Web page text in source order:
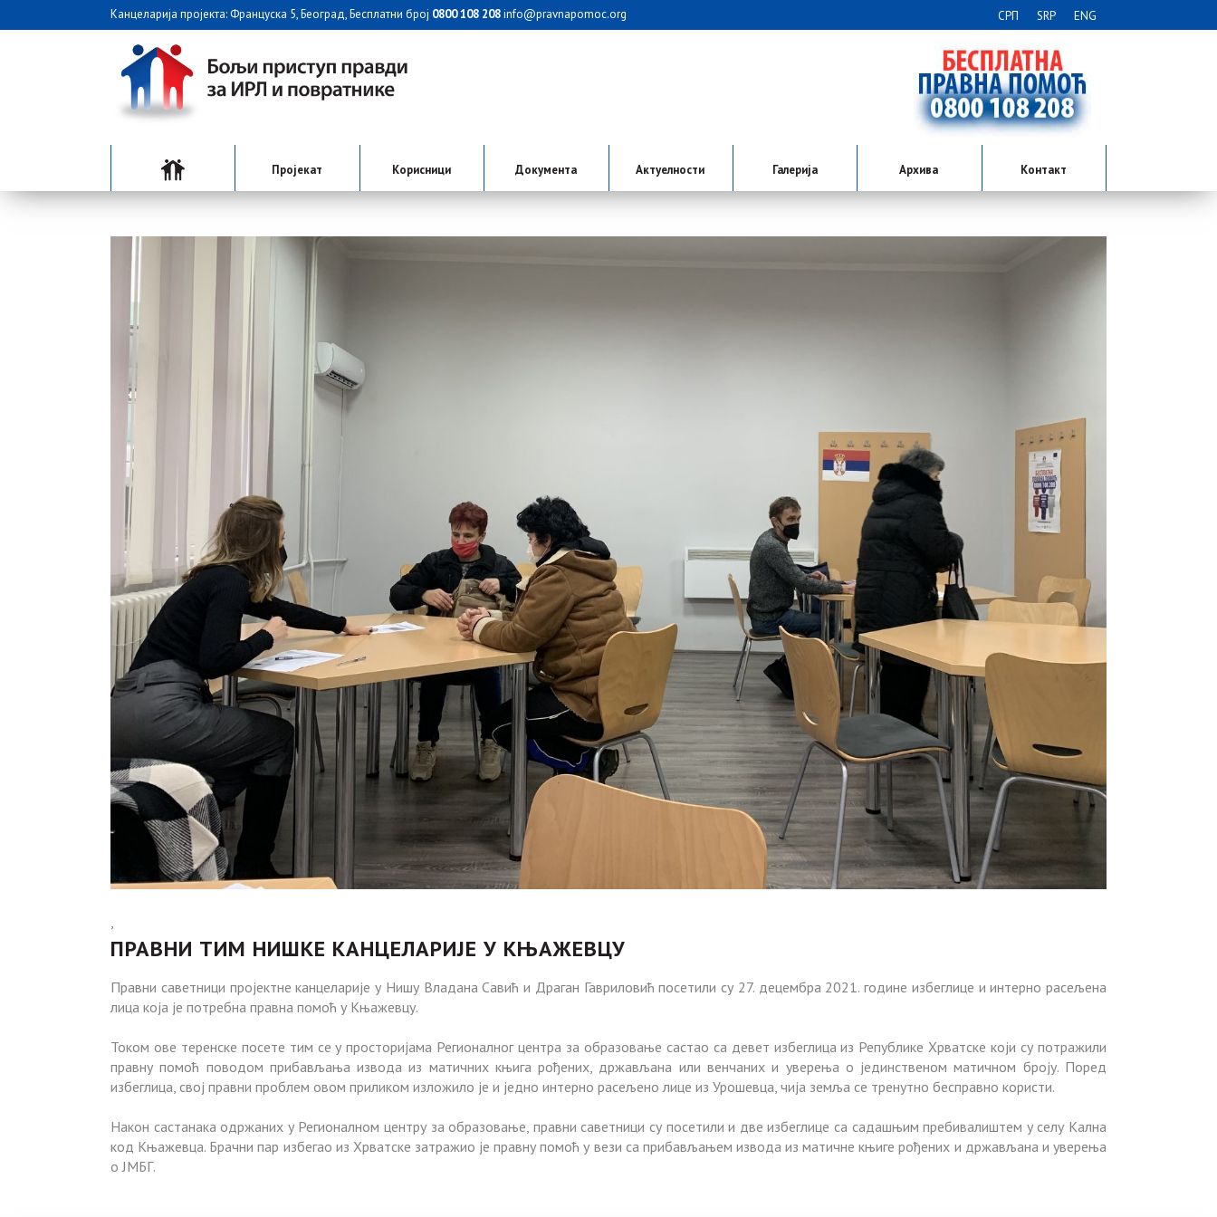
Канцеларија пројекта: Француска 5, Београд, Бесплатни број 0800 108 208info@pravnapomoc.org СРП SRP ENG
Пројекат Корисници Документа Актуелности Галерија Архива Контакт
ПРАВНИ ТИМ НИШКЕ КАНЦЕЛАРИЈЕ У КЊАЖЕВЦУ
Правни саветници пројектне канцеларије у Нишу Владана Савић и Драган Гавриловић посетили су 27. децембра 2021. године избеглице и интерно расељена
лица која је потребна правна помоћ у Књажевцу.
Током ове теренске посете тим се у просторијама Регионалног центра за образовање састао са девет избеглица из Републике Хрватске који су потражили
правну помоћ поводом прибављања извода из матичних књига рођених, држављана или венчаних и уверења о јединственом матичном броју. Поред
избеглица, свој правни проблем овом приликом изложило је и једно интерно расељено лице из Урошевца, чија земља се тренутно бесправно користи.
Након састанака одржаних у Регионалном центру за образовање, правни саветници су посетили и две избеглице са садашњим пребивалиштем у селу Кална
код Књажевца. Брачни пар избегао из Хрватске затражио је правну помоћ у вези са прибављањем извода из матичне књиге рођених и држављана и уверења
о ЈМБГ.